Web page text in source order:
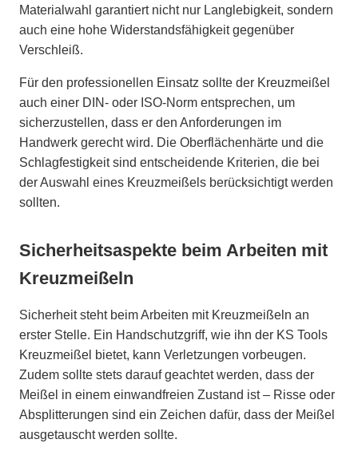
Materialwahl garantiert nicht nur Langlebigkeit, sondern
auch eine hohe Widerstandsfähigkeit gegenüber
Verschleiß.
Für den professionellen Einsatz sollte der Kreuzmeißel
auch einer DIN- oder ISO-Norm entsprechen, um
sicherzustellen, dass er den Anforderungen im
Handwerk gerecht wird. Die Oberflächenhärte und die
Schlagfestigkeit sind entscheidende Kriterien, die bei
der Auswahl eines Kreuzmeißels berücksichtigt werden
sollten.
Sicherheitsaspekte beim Arbeiten mit
Kreuzmeißeln
Sicherheit steht beim Arbeiten mit Kreuzmeißeln an
erster Stelle. Ein Handschutzgriff, wie ihn der KS Tools
Kreuzmeißel bietet, kann Verletzungen vorbeugen.
Zudem sollte stets darauf geachtet werden, dass der
Meißel in einem einwandfreien Zustand ist – Risse oder
Absplitterungen sind ein Zeichen dafür, dass der Meißel
ausgetauscht werden sollte.